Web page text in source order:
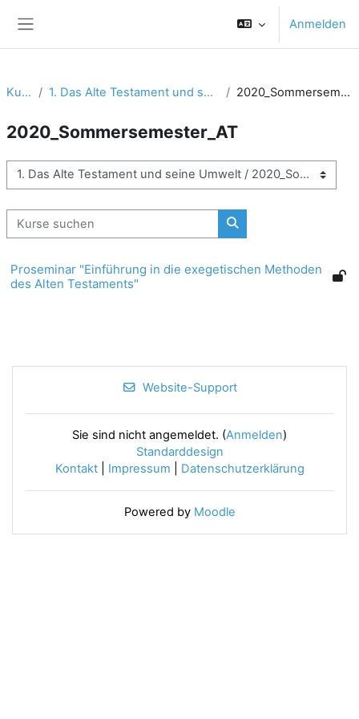
Anmelden
Kurse 1. Das Alte Testament und seine Umwelt 2020_Sommersemester_AT
2020_Sommersemester_AT
Kursbereiche
Kurse suchen
Kurse suchen
Proseminar "Einführung in die exegetischen Methoden
des Alten Testaments"
Website-Support
Sie sind nicht angemeldet. (Anmelden)
Standarddesign
Kontakt| Impressum Datenschutzerklärung
Powered by Moodle